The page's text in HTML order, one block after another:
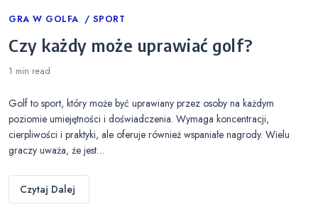
Categories
GRA W GOLFA SPORT
Czy każdy może uprawiać golf?
1 min read
Golf to sport, który może być uprawiany przez osoby na każdym
poziomie umiejętności i doświadczenia. Wymaga koncentracji,
cierpliwości i praktyki, ale oferuje również wspaniałe nagrody. Wielu
graczy uważa, że jest…
Czytaj Dalej